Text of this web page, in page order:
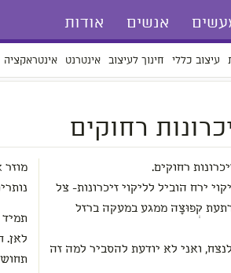
אנשים אודות
עיצוב כללי חינוך לעיצוב אינטרנט אינטראקציה
רחוקים
רחוקים.
ירח הוביל לליקוי זיכרונות- צל
קְפוּצָה ממגע במעקה ברזל
ואני לא יודעת להסביר למה זה
מוזר
לאן.